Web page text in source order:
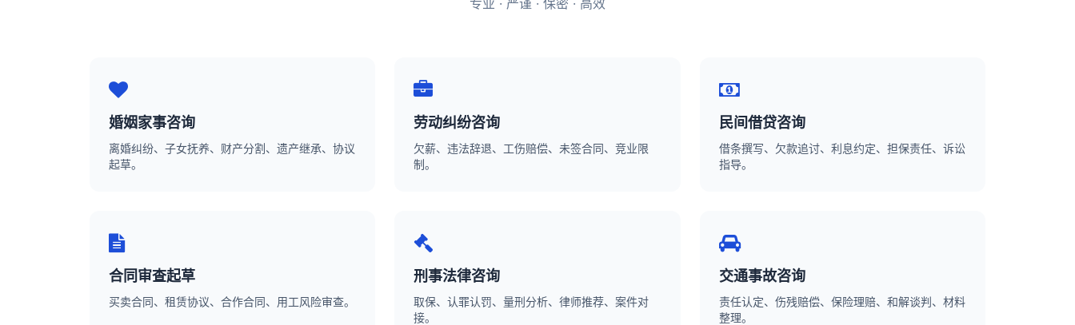
专业 · 严谨 · 保密 · 高效
婚姻家事咨询
离婚纠纷、子女抚养、财产分割、遗产继承、协议
起草。
劳动纠纷咨询
欠薪、违法辞退、工伤赔偿、未签合同、竞业限
制。
民间借贷咨询
借条撰写、欠款追讨、利息约定、担保责任、诉讼
指导。
合同审查起草
买卖合同、租赁协议、合作合同、用工风险审查。
刑事法律咨询
取保、认罪认罚、量刑分析、律师推荐、案件对
接。
交通事故咨询
责任认定、伤残赔偿、保险理赔、和解谈判、材料
整理。